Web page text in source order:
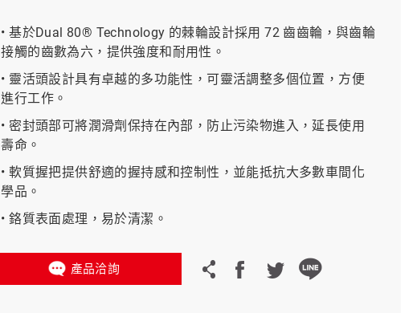
義大利 Bike-Lift
• 基於Dual 80® Technology 的棘輪設計採用 72 齒齒輪，與齒輪
接觸的齒數為六，提供強度和耐用性。
• 靈活頭設計具有卓越的多功能性，可靈活調整多個位置，方便
進行工作。
• 密封頭部可將潤滑劑保持在內部，防止污染物進入，延長使用
壽命。
• 軟質握把提供舒適的握持感和控制性，並能抵抗大多數車間化
學品。
• 鉻質表面處理，易於清潔。
產品洽詢